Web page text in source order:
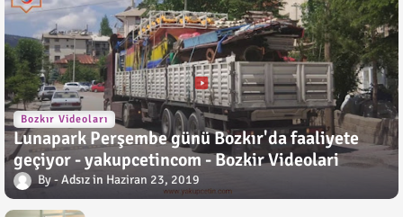
Bozkır Videoları
Lunapark Perşembe günü Bozkır'da faaliyete
geçiyor - yakupcetincom - Bozkir Videolari
Adsız Haziran 23, 2019